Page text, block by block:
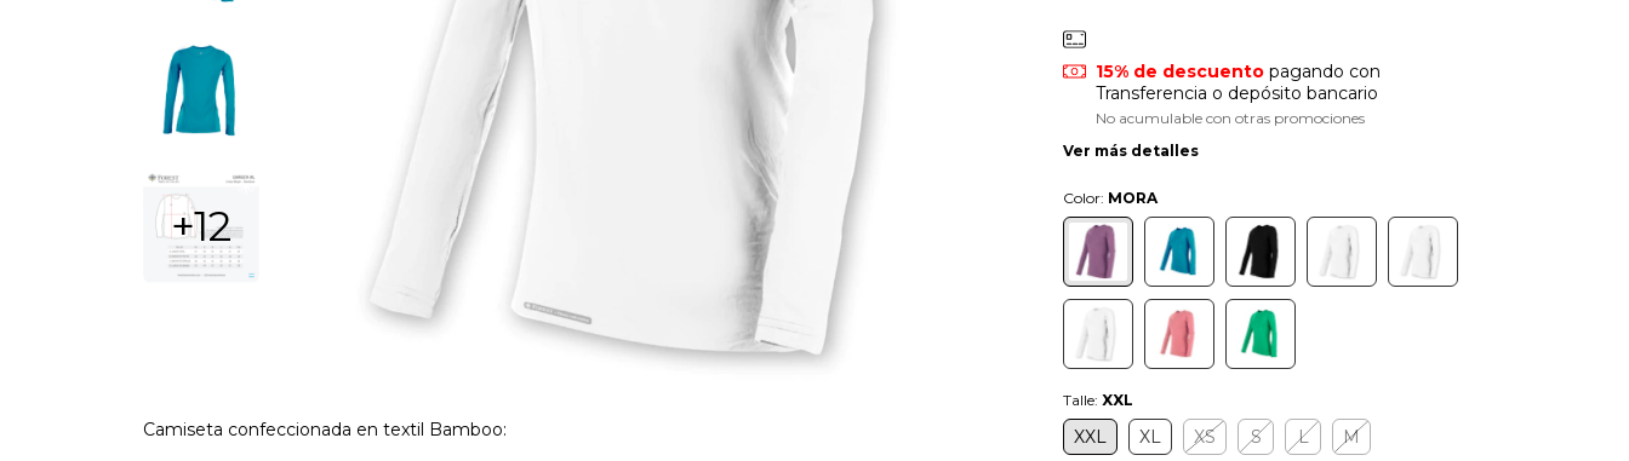
+12
Camiseta confeccionada en textil Bamboo:
15% de descuentopagando con
Transferencia o depósito bancario
No acumulable con otras promociones
Ver más detalles
Color: MORA
Talle: XXL
XXL XL XS S L M